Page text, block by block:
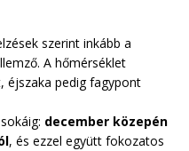
szerint inkább a
A hőmérséklet
éjszaka pedig fagypont
december közepén
, és ezzel együtt fokozatos